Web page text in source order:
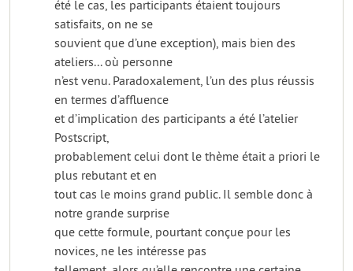
été le cas, les participants étaient toujours
satisfaits, on ne se
souvient que d’une exception), mais bien des
ateliers... où personne
n’est venu. Paradoxalement, l’un des plus réussis
en termes d’affluence
et d’implication des participants a été l’atelier
Postscript,
probablement celui dont le thème était a priori le
plus rebutant et en
tout cas le moins grand public. Il semble donc à
notre grande surprise
que cette formule, pourtant conçue pour les
novices, ne les intéresse pas